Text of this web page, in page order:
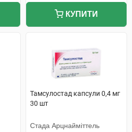
КУПИТИ
Тамсулостад капсули 0,4 мг
30 шт
Стада Арцнайміттель